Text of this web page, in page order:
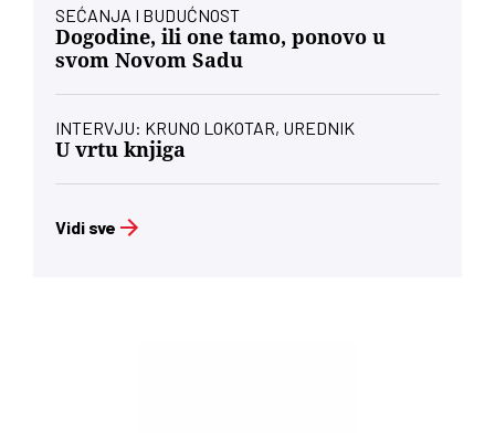
SEĆANJA I BUDUĆNOST
Dogodine, ili one tamo, ponovo u
svom Novom Sadu
INTERVJU: KRUNO LOKOTAR, UREDNIK
U vrtu knjiga
Vidi sve